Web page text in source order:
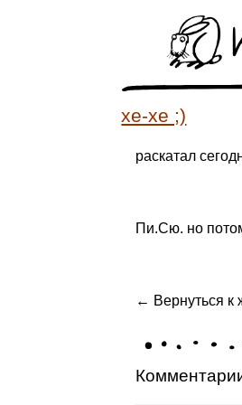
хе-хе ;)
раскатал
Пи.Сю. но
← Вернуться к